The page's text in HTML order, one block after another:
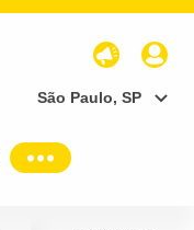
São Paulo, SP